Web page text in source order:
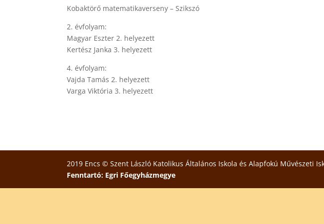
Kobaktörő matematikaverseny – Szikszó
2. évfolyam:
Magyar Eszter 2. helyezett
Kertész Janka 3. helyezett
4. évfolyam:
Vajda Tamás 2. helyezett
Varga Viktória 3. helyezett
2019 Encs © Szent László Katolikus Általános Iskola és Alapfokú Művészeti
Fenntartó: Egri Főegyházmegye